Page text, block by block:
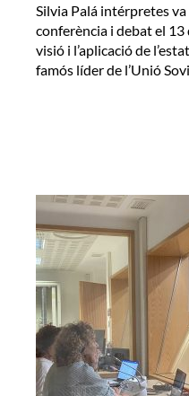
Silvia Palá intérpretes
conferència i debat el 13
visió i l’aplicació de
famós líder de l’Unió